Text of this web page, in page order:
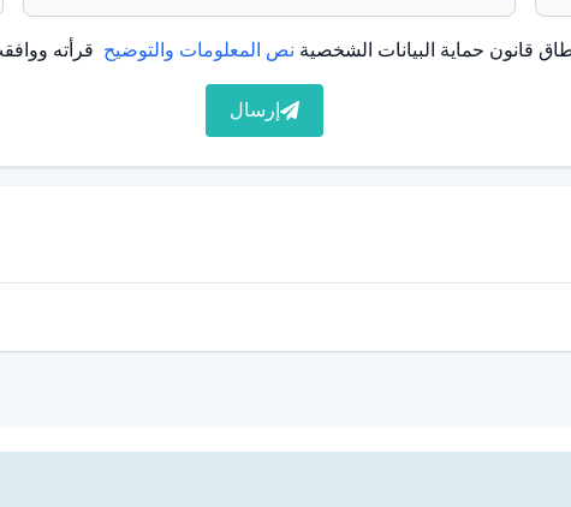
الأسنان؟
ومظهر الأسنان المفقودة في الفم. مسامير الزرع هي هياكل
الغرسة في الفم.
قانون حماية البيانات الشخصية نص المعلومات والتوضيح قرأته
إرسال